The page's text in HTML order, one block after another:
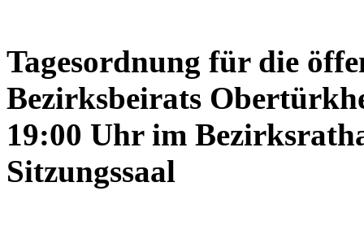
Tagesordnung für die
Bezirksbeirats
19:00 Uhr im
Sitzungssaal